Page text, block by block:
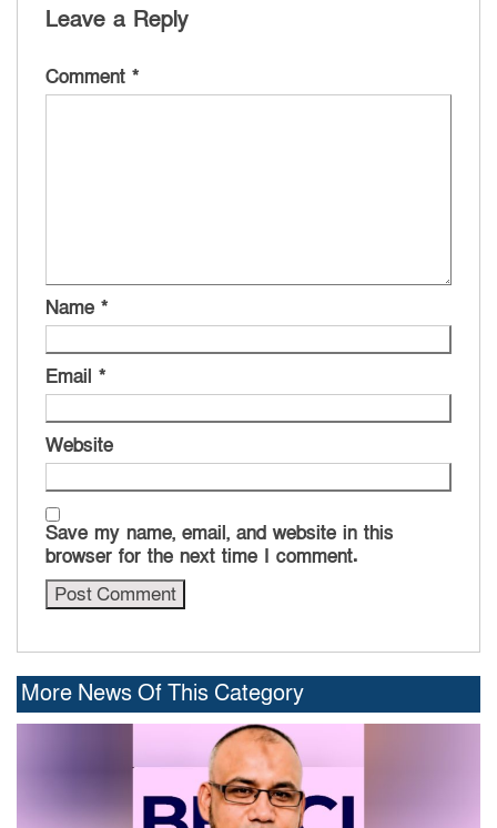
Leave a Reply
Comment *
Name *
Email *
Website
Save my name, email, and website in this
browser for the next time I comment.
More News Of This Category